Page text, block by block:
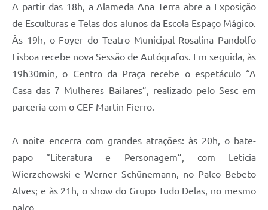
A partir das 18h, a Alameda Ana Terra abre a Exposição
de Esculturas e Telas dos alunos da Escola Espaço Mágico.
Às 19h, o Foyer do Teatro Municipal Rosalina Pandolfo
Lisboa recebe nova Sessão de Autógrafos. Em seguida, às
19h30min, o Centro da Praça recebe o espetáculo “A
Casa das 7 Mulheres Bailares”, realizado pelo Sesc em
parceria com o CEF Martin Fierro.
A noite encerra com grandes atrações: às 20h, o bate-
papo “Literatura e Personagem”, com Leticia
Wierzchowski e Werner Schünemann, no Palco Bebeto
Alves; e às 21h, o show do Grupo Tudo Delas, no mesmo
palco.